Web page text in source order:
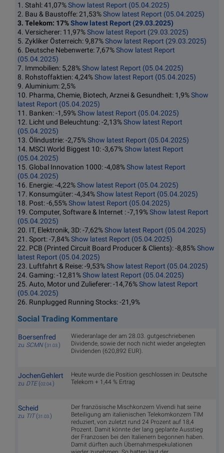
1. Stahl: 41,07%Show latest Report (05.04.2025)
2. Bau & Baustoffe: 21,53%Show latest Report (05.04.2025)
3. Telekom: 17%Show latest Report (29.03.2025)
4. Versicherer: 11,97%Show latest Report (29.03.2025)
5. Zykliker Österreich: 9,87%Show latest Report (29.03.2025)
6. Deutsche Nebenwerte: 7,67%Show latest Report
(05.04.2025)
7. Immobilien: 5,28%Show latest Report (05.04.2025)
8. Rohstoffaktien: 4,24%Show latest Report (05.04.2025)
9. Aluminium: 2,5%
10. Pharma, Chemie, Biotech, Arznei & Gesundheit: 1,9%Show
latest Report (05.04.2025)
11. Banken: -1,59%Show latest Report (05.04.2025)
12. Licht und Beleuchtung: -2,13%Show latest Report
(05.04.2025)
13. Ölindustrie: -2,75%Show latest Report (05.04.2025)
14. MSCI World Biggest 10: -3,67%Show latest Report
(05.04.2025)
15. Global Innovation 1000: -4,08%Show latest Report
(05.04.2025)
16. Energie: -4,22%Show latest Report (05.04.2025)
17. Konsumgüter: -4,34%Show latest Report (05.04.2025)
18. Post: -6,55%Show latest Report (05.04.2025)
19. Computer, Software & Internet : -7,19%Show latest Report
(05.04.2025)
20. IT, Elektronik, 3D: -7,62%Show latest Report (05.04.2025)
21. Sport: -7,84%Show latest Report (05.04.2025)
22. PCB (Printed Circuit Board Producer & Clients): -8,85%Show
latest Report (05.04.2025)
23. Luftfahrt & Reise: -9,53%Show latest Report (05.04.2025)
24. Gaming: -12,81%Show latest Report (05.04.2025)
25. Auto, Motor und Zulieferer: -14,76%Show latest Report
(05.04.2025)
26. Runplugged Running Stocks: -21,9%
Social Trading Kommentare
Boersenfred
zu SCMN(31.03.)
Wiederanlage der am 28.03. gutgeschriebenen
Dividende, sowie der noch nicht wieder angelegten
Dividenden (620,892 EUR).
JochenGehlert
zu DTE(02.04.)
Heute wurde die Position geschlossen in: Deutsche
Telekom + 1,44 % Ertrag
Scheid
zu TIT(31.03.)
Der französische Mischkonzern Vivendi hat seine
Beteiligung am italienischen Telekomkonzern TIM
reduziert, von zuletzt rund 24 Prozent auf 18,4
Prozent. Damit könnte der lang geplante Ausstieg
der Franzosen bei den Italienern begonnen haben.
Damit dürften auch Übernahmespekulationen